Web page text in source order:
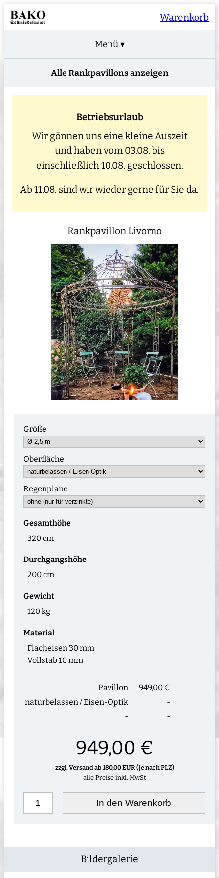
Warenkorb
Menü ▾
Alle Rankpavillons anzeigen
Betriebsurlaub
Wir gönnen uns eine kleine Auszeit
und haben vom 03.08. bis
einschließlich 10.08. geschlossen.
Ab 11.08. sind wir wieder gerne für Sie da.
Rankpavillon Livorno
Größe
Oberfläche
Regenplane
Gesamthöhe
320 cm
Durchgangshöhe
200 cm
Gewicht
120 kg
Material
Flacheisen 30 mm
Vollstab 10 mm
Pavillon
949,00 €
naturbelassen / Eisen-Optik
-
-
-
949,00 €
zzgl. Versand ab 180,00 EUR (je nach PLZ)
alle Preise inkl. MwSt
In den Warenkorb
Bildergalerie